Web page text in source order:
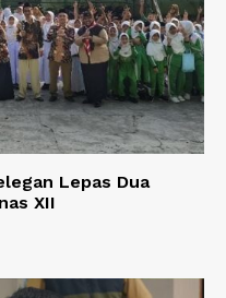
Lepas Dua
XII